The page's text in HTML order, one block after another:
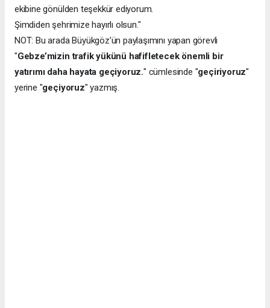
ekibine gönülden teşekkür ediyorum.
Şimdiden şehrimize hayırlı olsun."
NOT: Bu arada Büyükgöz'ün paylaşımını yapan görevli
"Gebze’mizin trafik yükünü hafifletecek önemli bir
yatırımı daha hayata geçiyoruz." cümlesinde "geçiriyoruz"
yerine "geçiyoruz" yazmış.